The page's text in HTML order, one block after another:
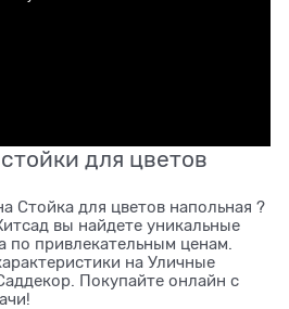
для цветов
Стойка для цветов напольная ?
вы найдете уникальные
по привлекательным ценам.
на Уличные
Покупайте онлайн с